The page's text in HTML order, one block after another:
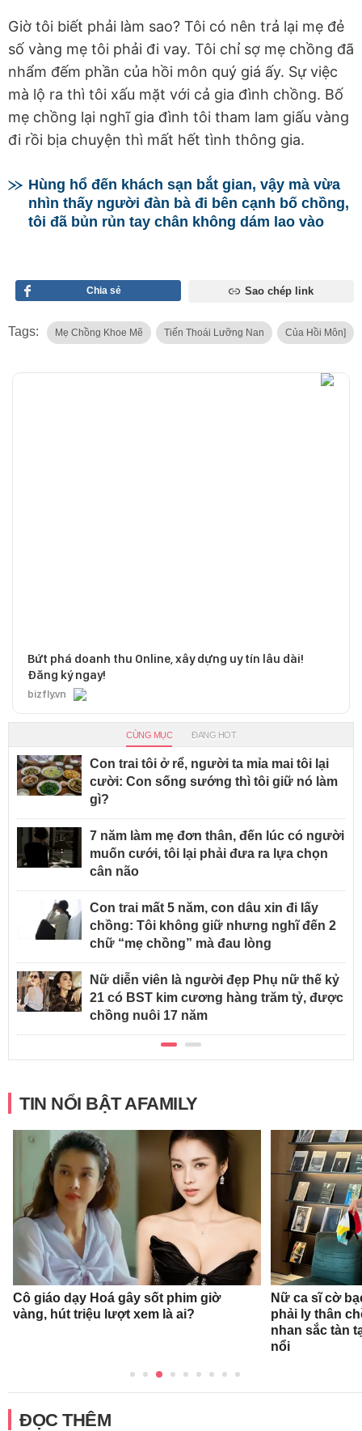
Giờ tôi biết phải làm sao? Tôi có nên trả lại mẹ đẻ
số vàng mẹ tôi phải đi vay. Tôi chỉ sợ mẹ chồng đã
nhẩm đếm phần của hồi môn quý giá ấy. Sự việc
mà lộ ra thì tôi xấu mặt với cả gia đình chồng. Bố
mẹ chồng lại nghĩ gia đình tôi tham lam giấu vàng
đi rồi bịa chuyện thì mất hết tình thông gia.
Hùng hổ đến khách sạn bắt gian, vậy mà vừa
nhìn thấy người đàn bà đi bên cạnh bố chồng,
tôi đã bủn rủn tay chân không dám lao vào
Chia sẻ Sao chép link
Tags: Mẹ Chồng Khoe Mẽ Tiến Thoái Lưỡng Nan Của Hồi Môn]
Bứt phá doanh thu Online, xây dựng uy tín lâu dài!
Đăng ký ngay!
bizfly.vn
CÙNG MỤC ĐANG HOT
Con trai tôi ở rể, người ta mỉa mai tôi lại
cười: Con sống sướng thì tôi giữ nó làm
gì?
7 năm làm mẹ đơn thân, đến lúc có người
muốn cưới, tôi lại phải đưa ra lựa chọn
cân não
Con trai mất 5 năm, con dâu xin đi lấy
chồng: Tôi không giữ nhưng nghĩ đến 2
chữ “mẹ chồng” mà đau lòng
Nữ diễn viên là người đẹp Phụ nữ thế kỷ
21 có BST kim cương hàng trăm tỷ, được
chồng nuôi 17 năm
TIN NỔI BẬT AFAMILY
Cô giáo dạy Hoá gây sốt phim giờ
vàng, hút triệu lượt xem là ai?
Nữ ca sĩ cờ
phải ly thân
nhan sắc tàn
nổi
ĐỌC THÊM